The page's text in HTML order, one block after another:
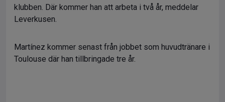
klubben. Där kommer han att arbeta i två år, meddelar
Leverkusen.
Martínez kommer senast från jobbet som huvudtränare i
Toulouse där han tillbringade tre år.